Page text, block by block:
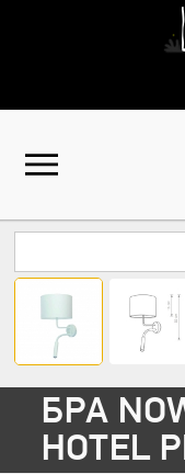
БРА
HOTEL